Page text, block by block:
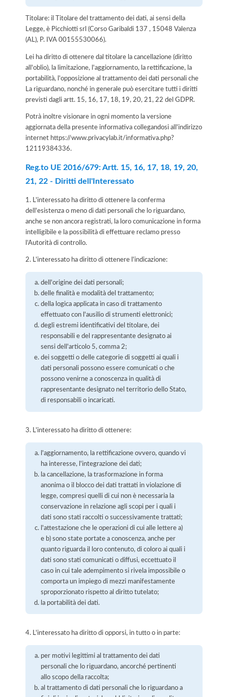
Titolare: il Titolare del trattamento dei dati, ai sensi della
Legge, è Picchiotti srl (Corso Garibaldi 137 , 15048 Valenza
(AL), P. IVA 00155530066).
Lei ha diritto di ottenere dal titolare la cancellazione (diritto
all'oblio), la limitazione, l'aggiornamento, la rettificazione, la
portabilità, l'opposizione al trattamento dei dati personali che
La riguardano, nonché in generale può esercitare tutti i diritti
previsti dagli artt. 15, 16, 17, 18, 19, 20, 21, 22 del GDPR.
Potrà inoltre visionare in ogni momento la versione
aggiornata della presente informativa collegandosi all'indirizzo
internet https://www.privacylab.it/informativa.php?
12119384336.
Reg.to UE 2016/679: Artt. 15, 16, 17, 18, 19, 20,
21, 22 - Diritti dell'Interessato
1. L'interessato ha diritto di ottenere la conferma
dell'esistenza o meno di dati personali che lo riguardano,
anche se non ancora registrati, la loro comunicazione in forma
intelligibile e la possibilità di effettuare reclamo presso
l’Autorità di controllo.
2. L'interessato ha diritto di ottenere l'indicazione:
dell'origine dei dati personali;
delle finalità e modalità del trattamento;
della logica applicata in caso di trattamento
effettuato con l'ausilio di strumenti elettronici;
degli estremi identificativi del titolare, dei
responsabili e del rappresentante designato ai
sensi dell'articolo 5, comma 2;
dei soggetti o delle categorie di soggetti ai quali i
dati personali possono essere comunicati o che
possono venirne a conoscenza in qualità di
rappresentante designato nel territorio dello Stato,
di responsabili o incaricati.
3. L'interessato ha diritto di ottenere:
l'aggiornamento, la rettificazione ovvero, quando vi
ha interesse, l'integrazione dei dati;
la cancellazione, la trasformazione in forma
anonima o il blocco dei dati trattati in violazione di
legge, compresi quelli di cui non è necessaria la
conservazione in relazione agli scopi per i quali i
dati sono stati raccolti o successivamente trattati;
l'attestazione che le operazioni di cui alle lettere a)
e b) sono state portate a conoscenza, anche per
quanto riguarda il loro contenuto, di coloro ai quali i
dati sono stati comunicati o diffusi, eccettuato il
caso in cui tale adempimento si rivela impossibile o
comporta un impiego di mezzi manifestamente
sproporzionato rispetto al diritto tutelato;
la portabilità dei dati.
4. L'interessato ha diritto di opporsi, in tutto o in parte:
per motivi legittimi al trattamento dei dati
personali che lo riguardano, ancorché pertinenti
allo scopo della raccolta;
al trattamento di dati personali che lo riguardano a